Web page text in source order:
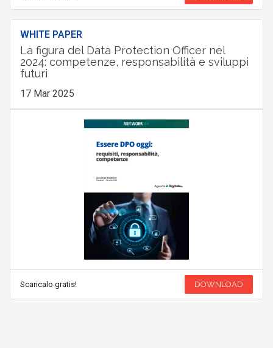
WHITE PAPER
La figura del Data Protection Officer nel
2024: competenze, responsabilità e sviluppi
futuri
17 Mar 2025
Scaricalo gratis! DOWNLOAD